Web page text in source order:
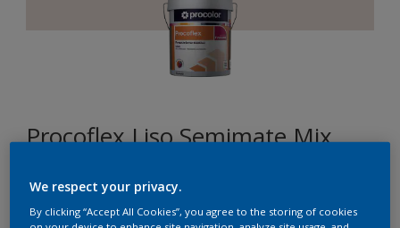
Procoflex Liso Semimate Mix
D5.03.82
Cambiar de color
We respect your privacy.
By clicking “Accept All Cookies”, you agree to the storing of cookies